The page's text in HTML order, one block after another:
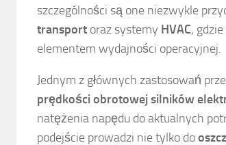
szczególności są one niezwykle
transport oraz systemy HVAC,
elementem wydajności operacyjnej.
Jednym z głównych zastosowań
prędkości obrotowej silników
natężenia napędu do aktualnych
podejście prowadzi nie tylko do